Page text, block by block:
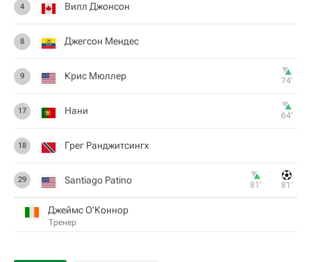
4 Вилл Джонсон
8 Джегсон Мендес
9 Крис Мюллер 74‎’‎
17 Нани 64‎’‎
18 Грег Ранджитсингх
29 Santiago Patino 81‎’‎ 81‎’‎
Джеймс О'Коннор
Тренер